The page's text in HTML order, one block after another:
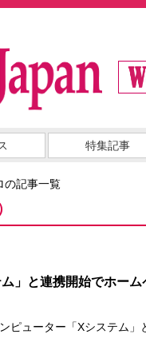
特集記事
の記事一覧
」と連携開始でホーム
ューター「Xシステム」